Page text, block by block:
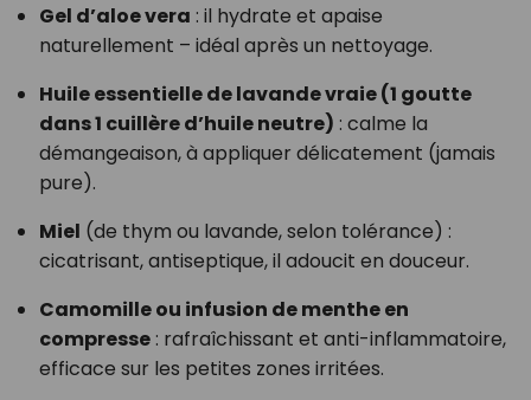
Gel d’aloe vera : il hydrate et apaise
naturellement – idéal après un nettoyage.
Huile essentielle de lavande vraie (1 goutte
dans 1 cuillère d’huile neutre) : calme la
démangeaison, à appliquer délicatement (jamais
pure).
Miel (de thym ou lavande, selon tolérance) :
cicatrisant, antiseptique, il adoucit en douceur.
Camomille ou infusion de menthe en
compresse: rafraîchissant et anti-inflammatoire,
efficace sur les petites zones irritées.